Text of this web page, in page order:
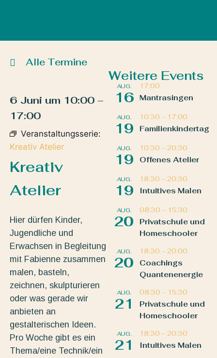
Alle Termine
6 Juni um 10:00 –
17:00
Veranstaltungsserie:
Kreativ Atelier
Kreativ
Atelier
Hier dürfen Kinder,
Jugendliche und
Erwachsen in Begleitung
mit Fabienne zusammen
malen, basteln,
zeichnen, skulpturieren
oder was gerade wir
anbieten an
gestalterischen Ideen.
Pro Woche gibt es ein
Thema/eine Technik/ein
Weitere Events
AUG.
16
17:00
Mantrasingen
AUG.
19
10:30 – 17:00
Familienkindertag
AUG.
19
10:30 – 20:30
Offenes Atelier
AUG.
19
18:30 – 20:30
Intuitives Malen
AUG.
20
08:30 – 15:30
Privatschule und
Homeschooler
AUG.
20
18:30 – 20:00
Coachings
Quantenenergie
AUG.
21
08:30 – 15:30
Privatschule und
Homeschooler
AUG.
21
18:30 – 20:30
Intuitives Malen